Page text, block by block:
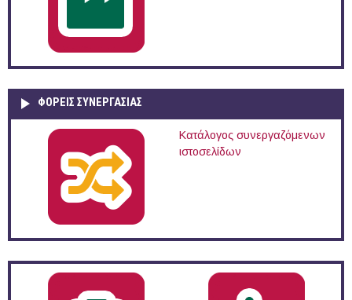
ΦΟΡΕΙΣ ΣΥΝΕΡΓΑΣΙΑΣ
Κατάλογος συνεργαζόμενων
ιστοσελίδων